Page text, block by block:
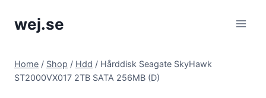
wej.se
Home / Shop / Hdd / Hårddisk Seagate SkyHawk
ST2000VX017 2TB SATA 256MB (D)